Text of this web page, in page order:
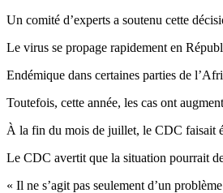
Un comité d’experts a soutenu cette
Le virus se propage rapidement en
Endémique dans certaines parties de
Toutefois, cette année, les cas ont
À la fin du mois de juillet, le CDC faisait
Le CDC avertit que la situation pourrait
« Il ne s’agit pas seulement d’un